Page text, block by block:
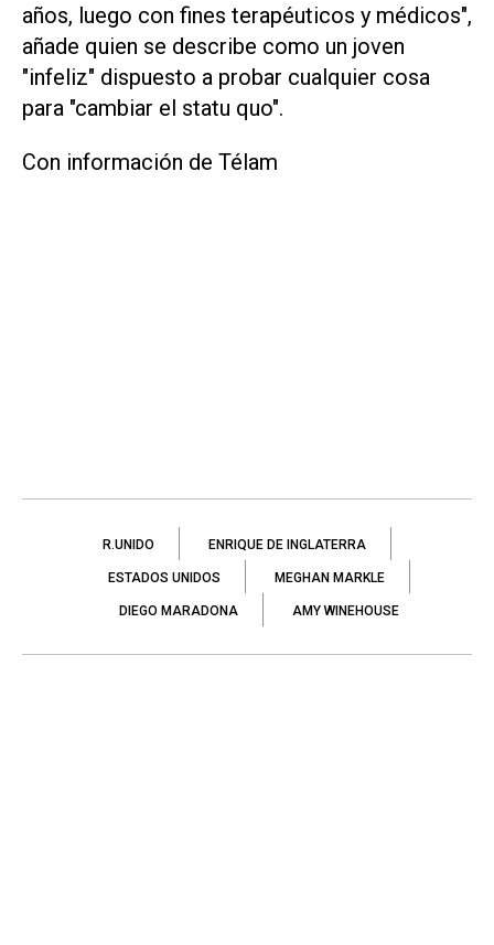
años, luego con fines terapéuticos y médicos",
añade quien se describe como un joven
"infeliz" dispuesto a probar cualquier cosa
para "cambiar el statu quo".
Con información de Télam
R.UNIDO ENRIQUE DE INGLATERRA
ESTADOS UNIDOS MEGHAN MARKLE
DIEGO MARADONA AMY WINEHOUSE